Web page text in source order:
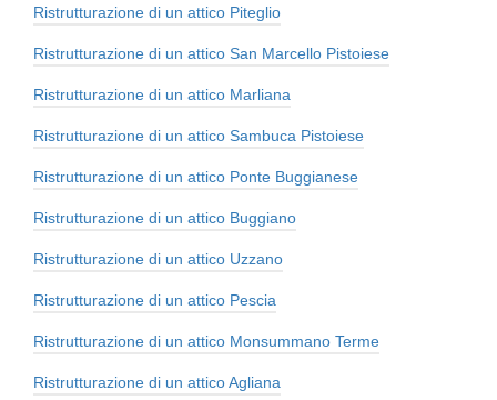
Ristrutturazione di un attico Piteglio
Ristrutturazione di un attico San Marcello Pistoiese
Ristrutturazione di un attico Marliana
Ristrutturazione di un attico Sambuca Pistoiese
Ristrutturazione di un attico Ponte Buggianese
Ristrutturazione di un attico Buggiano
Ristrutturazione di un attico Uzzano
Ristrutturazione di un attico Pescia
Ristrutturazione di un attico Monsummano Terme
Ristrutturazione di un attico Agliana